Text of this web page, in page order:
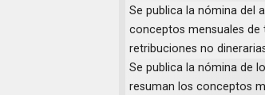
Se publica la nómina del
conceptos mensuales de
retribuciones no
Se publica la nómina de
resuman los conceptos